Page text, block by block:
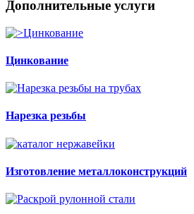
Дополнительные услуги
Цинкование
Нарезка резьбы
Изготовление металлоконструкций